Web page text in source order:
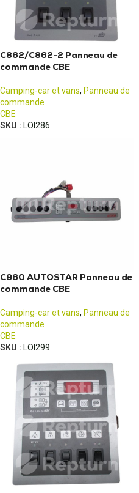
C862/C862-2 Panneau de
commande CBE
Camping-car et vans, Panneau de
commande
CBE
SKU : LOI286
C960 AUTOSTAR Panneau de
commande CBE
Camping-car et vans, Panneau de
commande
CBE
SKU : LOI299